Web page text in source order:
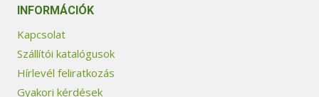
INFORMÁCIÓK
Kapcsolat
Szállítói katalógusok
Hírlevél feliratkozás
Gyakori kérdések